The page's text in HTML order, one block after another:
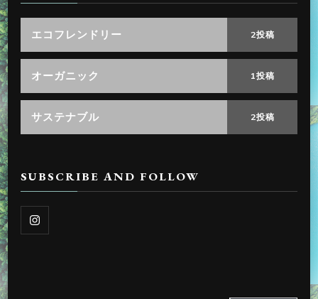
エコフレンドリー 2投稿
オーガニック 1投稿
サステナブル 2投稿
SUBSCRIBE AND FOLLOW